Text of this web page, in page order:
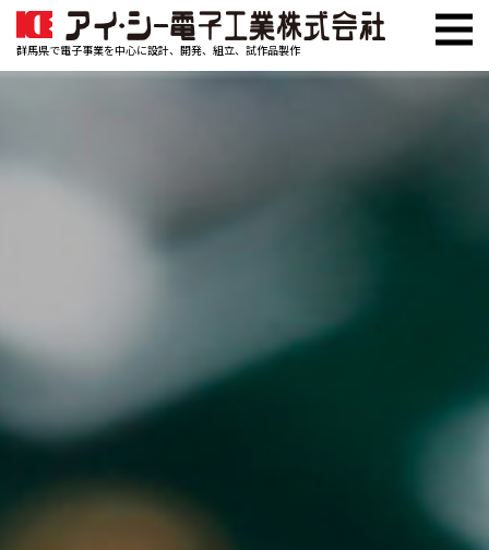
群馬県で電子事業を中心に設計、開発、組立、試作品製作